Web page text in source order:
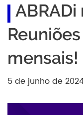
mensais!
5 de junho de